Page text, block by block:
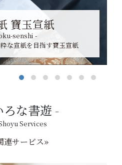
寶玉宣紙
senshi -
な宣紙を目指す寶玉宣紙
ろな書遊
Services
連サービス»